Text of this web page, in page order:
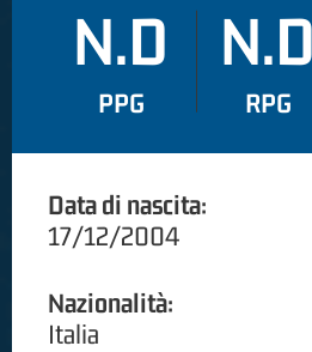
N.D
PPG
N.D
RPG
Data di nascita:
17/12/2004
Nazionalità:
Italia